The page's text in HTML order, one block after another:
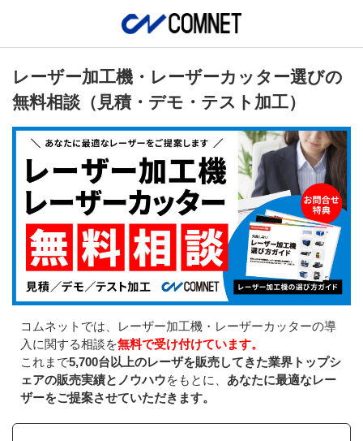
レーザー加工機・レーザーカッター選びの
無料相談（見積・デモ・テスト加工）
コムネットでは、レーザー加工機・レーザーカッターの導
入に関する相談を無料で受け付けています。
これまで5,700台以上のレーザを販売してきた業界トップシ
ェアの販売実績とノウハウをもとに、 あなたに最適なレー
ザーをご提案させていただきます。